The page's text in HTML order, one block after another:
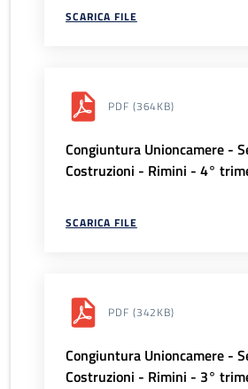
SCARICA FILE
PDF (364KB)
Congiuntura Unioncamere -
Costruzioni - Rimini - 4°
SCARICA FILE
PDF (342KB)
Congiuntura Unioncamere -
Costruzioni - Rimini - 3°